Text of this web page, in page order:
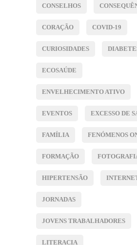
CONSELHOS
CORAÇÃO COVID-19
CURIOSIDADES
ECOSAÚDE
ENVELHECIMENTO ATIVO
EVENTOS EXCESSO DE
FAMÍLIA FENÓMENOS
FORMAÇÃO
HIPERTENSÃO
JORNADAS
JOVENS TRABALHADORES
LITERACIA